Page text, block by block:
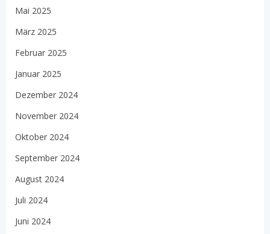
Mai 2025
März 2025
Februar 2025
Januar 2025
Dezember 2024
November 2024
Oktober 2024
September 2024
August 2024
Juli 2024
Juni 2024